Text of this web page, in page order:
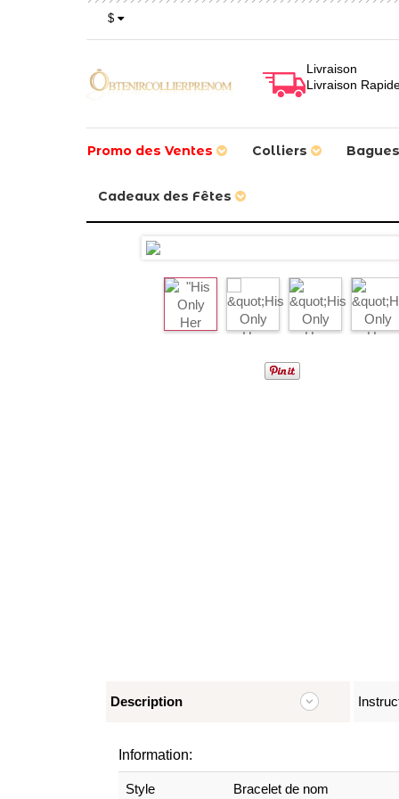
$
Livraison
Livraison
Promo des Ventes Colliers
Cadeaux des Fêtes
Description
Information:
Style Bracelet de nom